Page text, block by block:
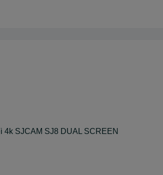
4k SJCAM SJ8 DUAL SCREEN